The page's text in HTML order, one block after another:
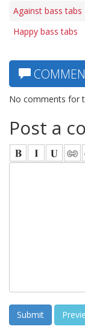
Against bass tabs
Happy bass tabs
No comments for
Post a